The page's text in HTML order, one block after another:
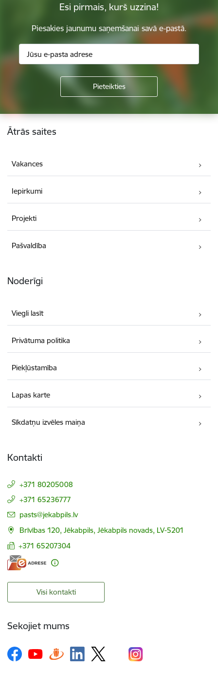
Esi pirmais, kurš uzzina!
Piesakies jaunumu saņemšanai savā e-pastā.
Kājene
Ātrās saites
Vakances
Iepirkumi
Projekti
Pašvaldība
Noderīgi
Viegli lasīt
Privātuma politika
Piekļūstamība
Lapas karte
Sīkdatņu izvēles maiņa
Kontakti
+371 80205008
+371 65236777
E-pasts:
pasts@jekabpils.lv
Brīvības 120, Jēkabpils, Jēkabpils novads, LV-5201
+371 65207304
Visi kontakti
Sekojiet mums